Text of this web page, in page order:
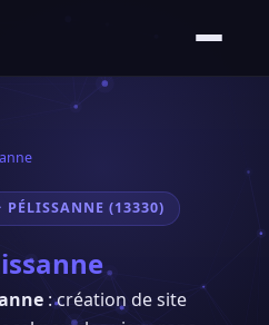
PÉLISSANNE (13330)
: création de site